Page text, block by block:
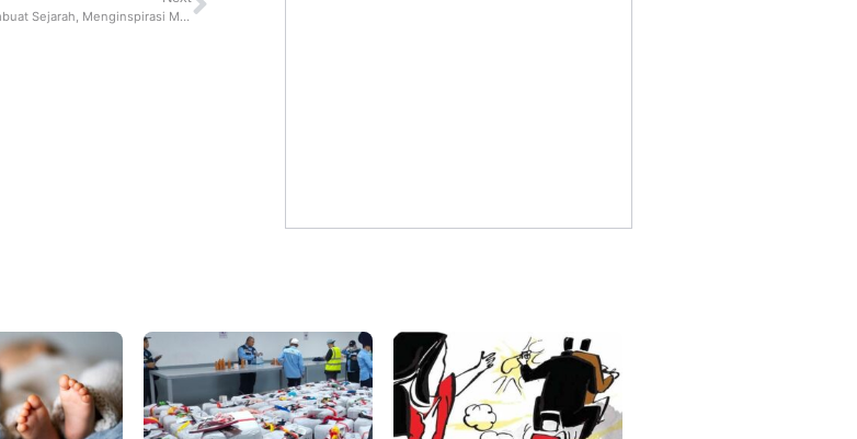
Hari Pahlawan 10 November: Membuat Sejarah, Menginspirasi Masa Depan